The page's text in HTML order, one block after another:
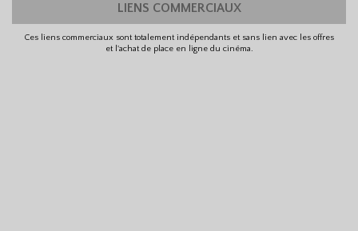
LIENS COMMERCIAUX
Ces liens commerciaux sont totalement indépendants et sans lien avec les offres
et l'achat de place en ligne du cinéma.